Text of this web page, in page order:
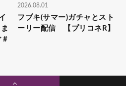
#
2026.08.01
フブキ(サマー)ガチャとスト
ーリー配信 【プリコネR】